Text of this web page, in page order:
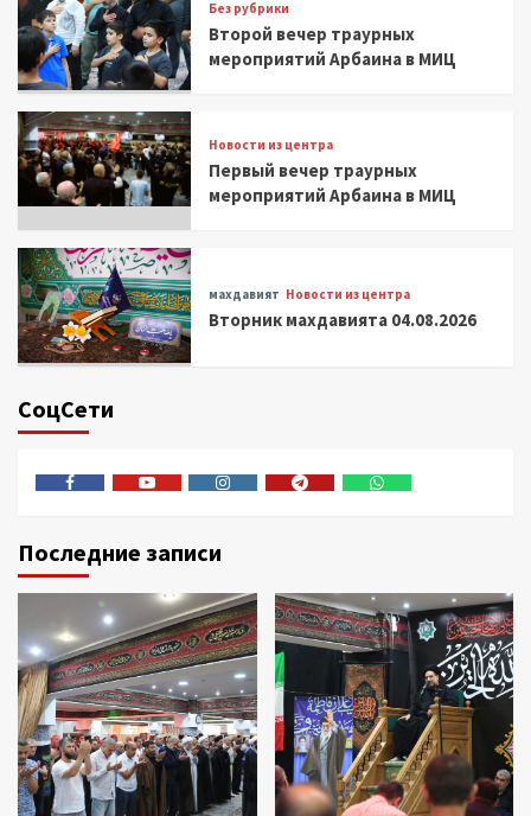
Без рубрики
Второй вечер траурных
мероприятий Арбаина в МИЦ
Новости из центра
Первый вечер траурных
мероприятий Арбаина в МИЦ
махдавият Новости из центра
Вторник махдавията 04.08.2026
СоцСети
Последние записи